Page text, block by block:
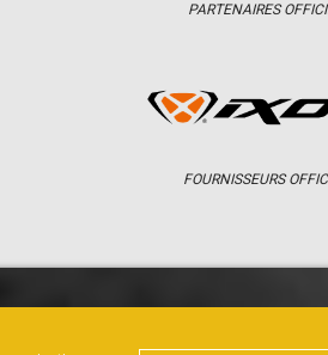
PARTENAIRES
FOURNISSEURS
CHAMPIONNAT